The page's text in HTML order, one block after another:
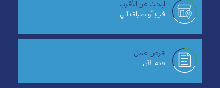
إبحث عن الأقرب
فرع أو صراف آلي
فرص عمل
قدم الآن